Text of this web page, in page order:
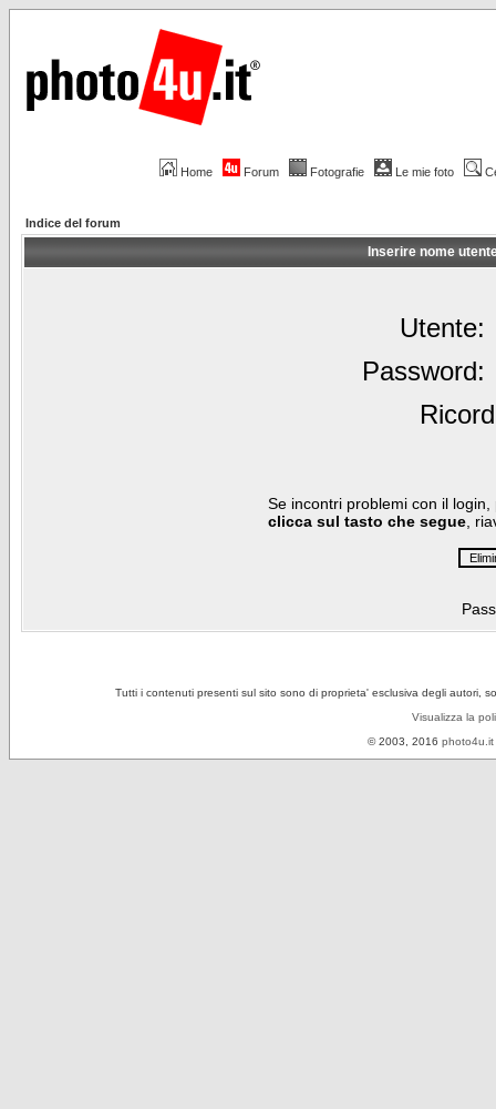
Home Forum Fotografie Le mie foto
Indice del forum
Inserire nome
Utente:
Password:
Se incontri problemi con il
clicca sul tasto che segue ,
Tutti i contenuti presenti sul sito sono di proprieta' esclusiva degli autori,
Visualizza la
© 2003, 2016 photo4u.it